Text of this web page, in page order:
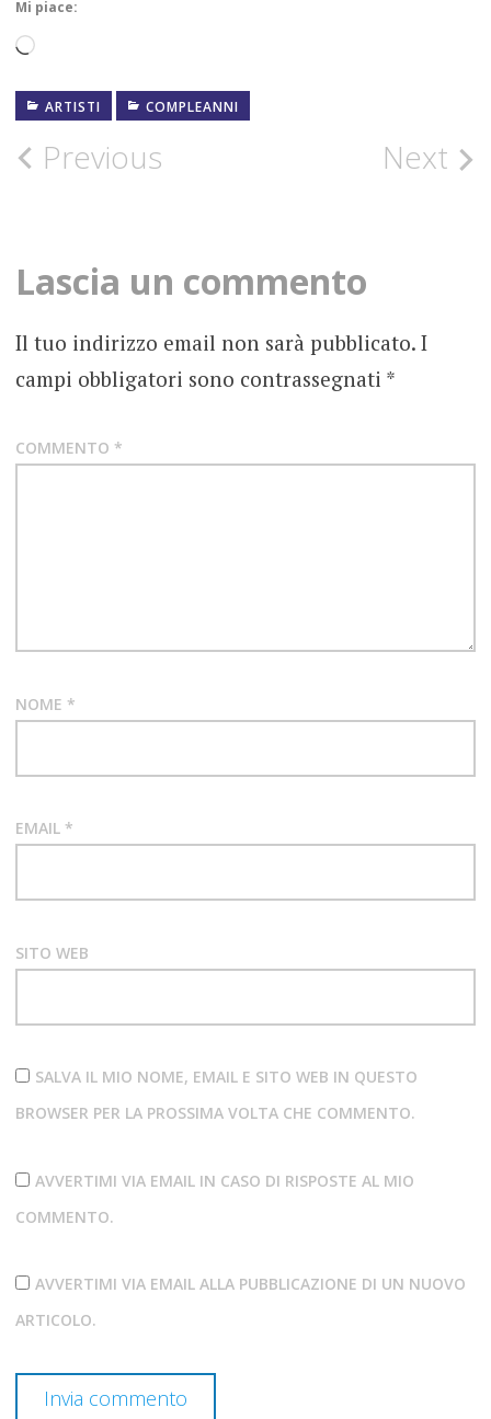
Mi piace:
Caricamento
corso…
ARTISTI
COMPLEANNI
COMPLEANNO
DOORS
MANZAREK
Post
Previous Next
Lascia un commento
Il tuo indirizzo email non sarà pubblicato. I
campi obbligatori sono contrassegnati *
COMMENTO *
NOME *
EMAIL *
SITO WEB
SALVA IL MIO NOME, EMAIL E SITO WEB IN QUESTO
BROWSER PER LA PROSSIMA VOLTA CHE COMMENTO.
AVVERTIMI VIA EMAIL IN CASO DI RISPOSTE AL MIO
COMMENTO.
AVVERTIMI VIA EMAIL ALLA PUBBLICAZIONE DI UN NUOVO
ARTICOLO.